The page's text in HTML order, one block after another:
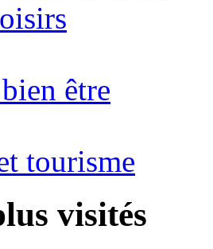
être
tourisme
visités